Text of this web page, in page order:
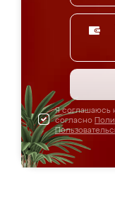
Я соглашаюсь
согласно